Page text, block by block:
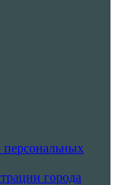
города